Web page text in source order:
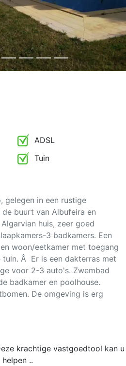
ADSL
Tuin
gelegen in een rustige
buurt van Albufeira en
huis, zeer goed
3 badkamers. Een
woon/eetkamer met toegang
Â Er is een dakterras met
voor 2-3 auto's. Zwembad
badkamer en poolhouse.
De omgeving is erg
krachtige vastgoedtool kan u
helpen ..